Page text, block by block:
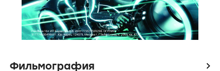
Фильмография icon